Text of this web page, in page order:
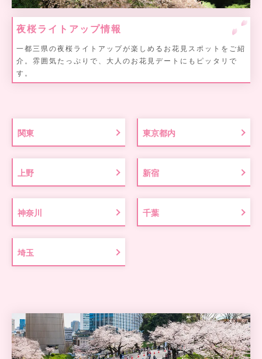
夜桜ライトアップ情報
一都三県の夜桜ライトアップが楽しめるお花見スポットをご紹
介。雰囲気たっぷりで、大人のお花見デートにもピッタリで
す。
関東 東京都内
上野 新宿
神奈川 千葉
埼玉